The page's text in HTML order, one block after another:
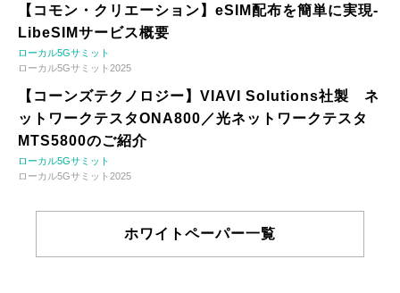
【コモン・クリエーション】eSIM配布を簡単に実現-
LibeSIMサービス概要
ローカル5Gサミット
ローカル5Gサミット2025
【コーンズテクノロジー】VIAVI Solutions社製 ネ
ットワークテスタONA800／光ネットワークテスタ
MTS5800のご紹介
ローカル5Gサミット
ローカル5Gサミット2025
ホワイトペーパー一覧